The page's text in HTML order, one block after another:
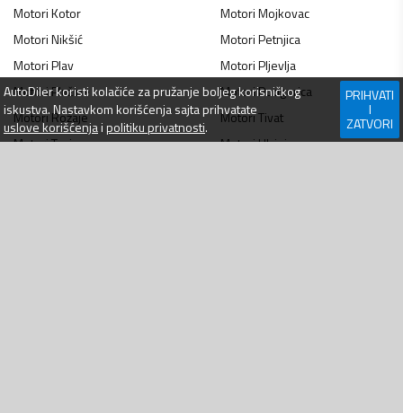
MotoriKotor MotoriMojkovac
MotoriNikšić MotoriPetnjica
MotoriPlav MotoriPljevlja
MotoriPlužine MotoriPodgorica
MotoriRožaje MotoriTivat
MotoriTuzi MotoriUlcinj
AutoDilerkoristi kolačiće za pružanje boljeg korisničkog
iskustva. Nastavkom korišćenja sajta prihvatate
uslove korišćenjaipolitiku privatnosti.
PRIHVATI
I
ZATVORI